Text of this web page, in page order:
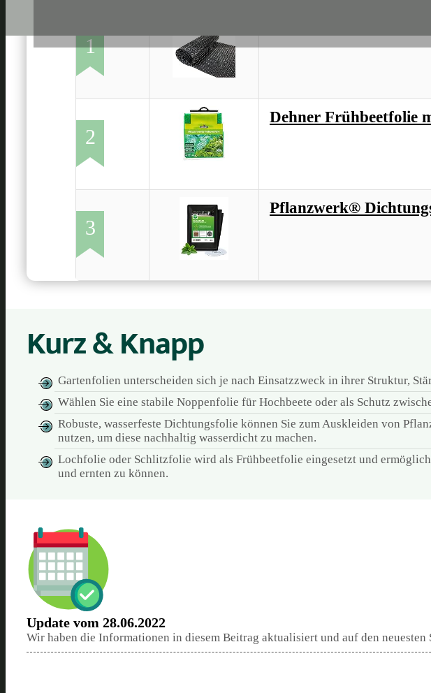
1
2
Dehner Frühbeetfolie
3
Pflanzwerk®
Kurz & Knapp
Gartenfolien unterscheiden sich je nach Einsatzzweck in ihrer Struktur,
Wählen Sie eine stabile Noppenfolie für Hochbeete oder als Schutz
Robuste, wasserfeste Dichtungsfolie können Sie zum Auskleiden von
nutzen, um diese nachhaltig wasserdicht zu machen.
Lochfolie oder Schlitzfolie wird als Frühbeetfolie eingesetzt und
und ernten zu können.
Update vom 28.06.2022
Wir haben die Informationen in diesem Beitrag aktualisiert und auf den neuesten